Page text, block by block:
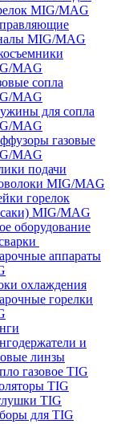
MIG/MAG
MIG/MAG
MAG
сопла
MAG
для сопла
MAG
газовые
MAG
подачи
MIG/MAG
горелок
MIG/MAG
оборудование
аппараты
охлаждения
горелки
и
линзы
газовое TIG
TIG
TIG
для TIG